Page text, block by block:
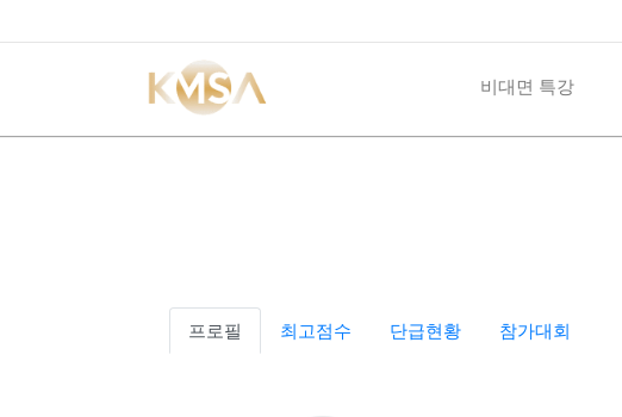
비대면 특강
프로필 최고점수 단급현황 참가대회